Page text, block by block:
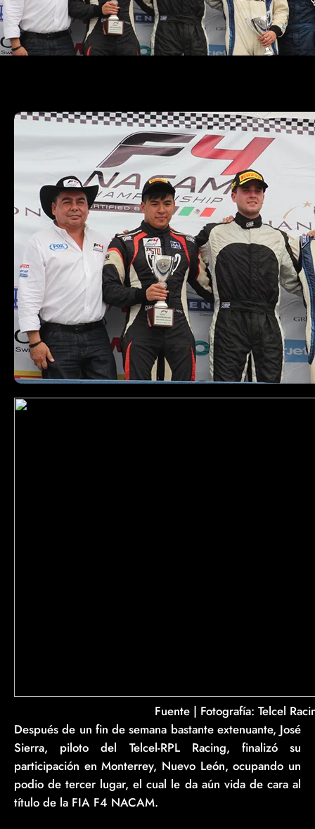
Fuente | Fotografí­a: Telcel
Después de un fin de semana bastante extenuante, José
Sierra, piloto del Telcel-RPL Racing, finalizó su
participación en Monterrey, Nuevo León, ocupando un
podio de tercer lugar, el cual le da aún vida de cara al
título de la FIA F4 NACAM.